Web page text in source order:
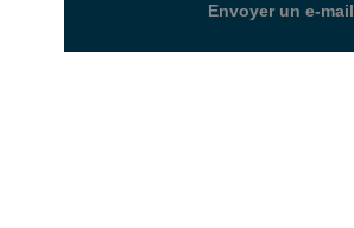
Envoyer un e-mail